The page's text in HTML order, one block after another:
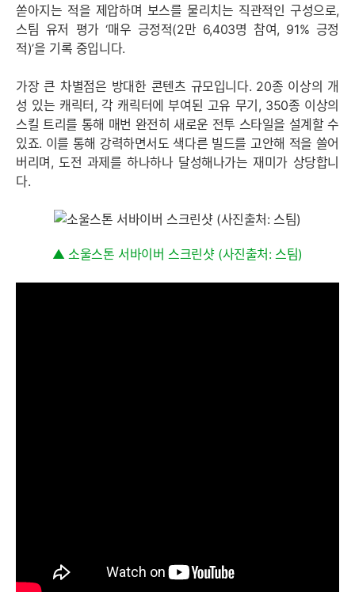
쏟아지는 적을 제압하며 보스를 물리치는 직관적인 구성으로,
스팀 유저 평가 ‘매우 긍정적(2만 6,403명 참여, 91% 긍정
적)’을 기록 중입니다.
가장 큰 차별점은 방대한 콘텐츠 규모입니다. 20종 이상의 개
성 있는 캐릭터, 각 캐릭터에 부여된 고유 무기, 350종 이상의
스킬 트리를 통해 매번 완전히 새로운 전투 스타일을 설계할 수
있죠. 이를 통해 강력하면서도 색다른 빌드를 고안해 적을 쓸어
버리며, 도전 과제를 하나하나 달성해나가는 재미가 상당합니
다.
▲ 소울스톤 서바이버 스크린샷 (사진출처: 스팀)